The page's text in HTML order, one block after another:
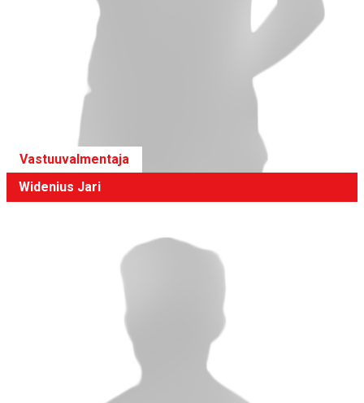
Vastuuvalmentaja
Widenius Jari